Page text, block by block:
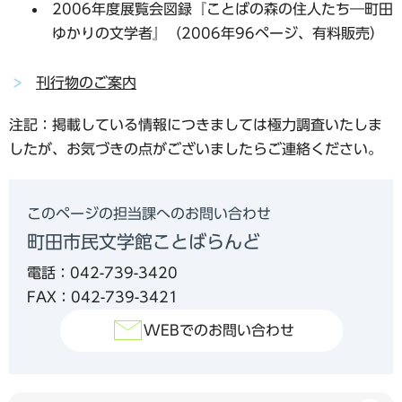
2006年度展覧会図録『ことばの森の住人たち―町田
ゆかりの文学者』（2006年96ページ、有料販売）
刊行物のご案内
注記：掲載している情報につきましては極力調査いたしま
したが、お気づきの点がございましたらご連絡ください。
このページの担当課へのお問い合わせ
町田市民文学館ことばらんど
電話：042-739-3420
FAX：042-739-3421
WEBでのお問い合わせ